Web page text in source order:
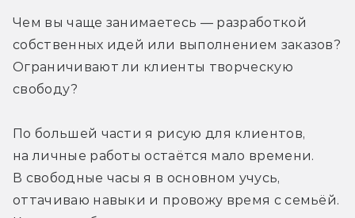
Чем вы чаще занимаетесь — разработкой
собственных идей или выполнением заказов?
Ограничивают ли клиенты творческую
свободу?
По большей части я рисую для клиентов,
на личные работы остаётся мало времени.
В свободные часы я в основном учусь,
оттачиваю навыки и провожу время с семьёй.